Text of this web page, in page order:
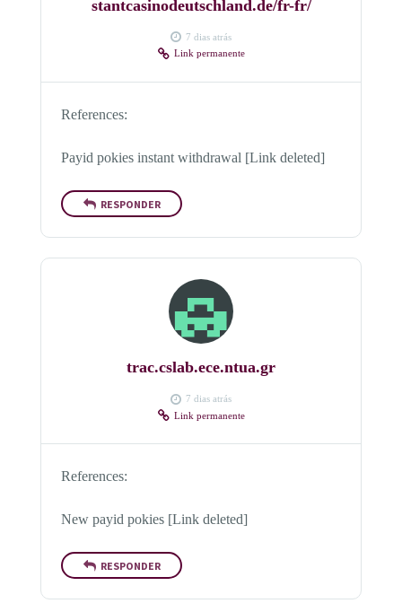
stantcasinodeutschland.de/fr-fr/
7 dias atrás
Link permanente
References:
Payid pokies instant withdrawal [Link deleted]
RESPONDER
trac.cslab.ece.ntua.gr
7 dias atrás
Link permanente
References:
New payid pokies [Link deleted]
RESPONDER